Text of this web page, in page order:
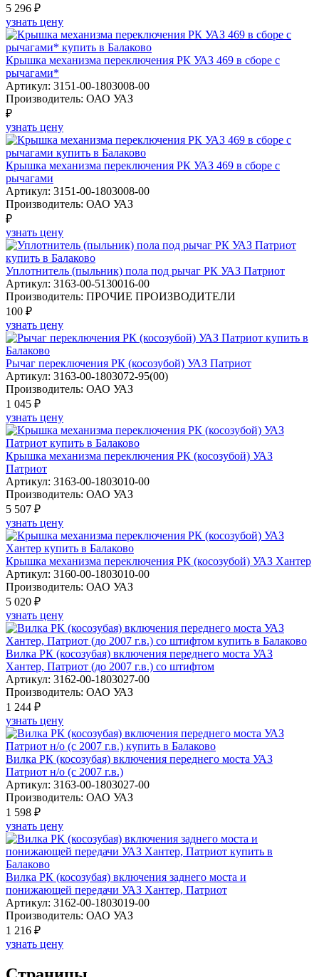
5 296 ₽
узнать цену
Крышка механизма переключения РК УАЗ 469 в сборе с
рычагами*
Артикул: 3151-00-1803008-00
Производитель: ОАО УАЗ
₽
узнать цену
Крышка механизма переключения РК УАЗ 469 в сборе с
рычагами
Артикул: 3151-00-1803008-00
Производитель: ОАО УАЗ
₽
узнать цену
Уплотнитель (пыльник) пола под рычаг РК УАЗ Патриот
Артикул: 3163-00-5130016-00
Производитель: ПРОЧИЕ ПРОИЗВОДИТЕЛИ
100 ₽
узнать цену
Рычаг переключения РК (косозубой) УАЗ Патриот
Артикул: 3163-00-1803072-95(00)
Производитель: ОАО УАЗ
1 045 ₽
узнать цену
Крышка механизма переключения РК (косозубой) УАЗ
Патриот
Артикул: 3163-00-1803010-00
Производитель: ОАО УАЗ
5 507 ₽
узнать цену
Крышка механизма переключения РК (косозубой) УАЗ Хантер
Артикул: 3160-00-1803010-00
Производитель: ОАО УАЗ
5 020 ₽
узнать цену
Вилка РК (косозубая) включения переднего моста УАЗ
Хантер, Патриот (до 2007 г.в.) со штифтом
Артикул: 3162-00-1803027-00
Производитель: ОАО УАЗ
1 244 ₽
узнать цену
Вилка РК (косозубая) включения переднего моста УАЗ
Патриот н/о (с 2007 г.в.)
Артикул: 3163-00-1803027-00
Производитель: ОАО УАЗ
1 598 ₽
узнать цену
Вилка РК (косозубая) включения заднего моста и
понижающей передачи УАЗ Хантер, Патриот
Артикул: 3162-00-1803019-00
Производитель: ОАО УАЗ
1 216 ₽
узнать цену